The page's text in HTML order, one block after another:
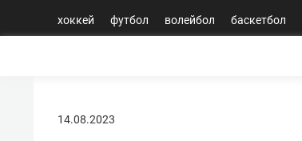
хоккей футбол волейбол баскетбол
14.08.2023